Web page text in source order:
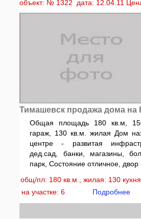
объект: № 1322 дата: 12.04.11
Тимашевск продажа дома на
Общая площадь 180 кв.м,
гараж, 130 кв.м. жилая Дом
центре - развитая
дед.сад, банки, магазины,
парк, Состояние отличное, двор
общ/пл: 180 кв.м., жилая: 130
на участке: 6
Подробнее